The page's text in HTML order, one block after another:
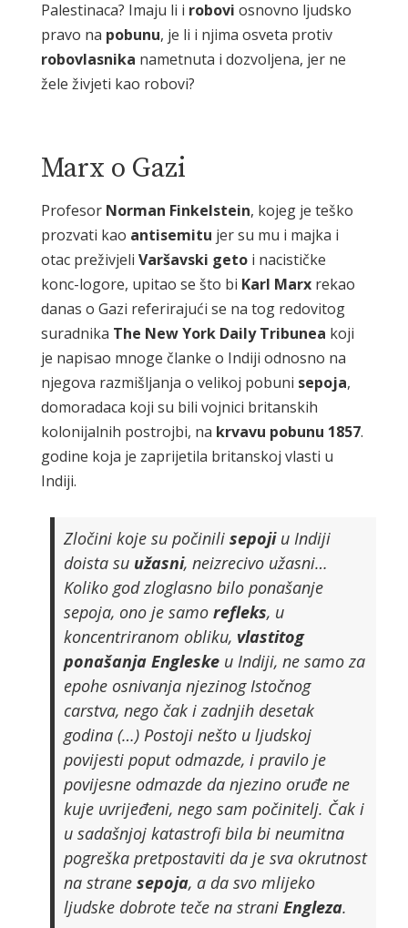
Palestinaca? Imaju li i robovi osnovno ljudsko
pravo na pobunu, je li i njima osveta protiv
robovlasnika nametnuta i dozvoljena, jer ne
žele živjeti kao robovi?
Marx o Gazi
Profesor Norman Finkelstein, kojeg je teško
prozvati kao antisemitu jer su mu i majka i
otac preživjeli Varšavski getoi nacističke
konc-logore, upitao se što bi Karl Marxrekao
danas o Gazi referirajući se na tog redovitog
suradnika The NewYork Daily Tribunea koji
je napisao mnoge članke o Indiji odnosno na
njegova razmišljanja o velikoj pobuni sepoja,
domoradaca koji su bili vojnici britanskih
kolonijalnih postrojbi, na krvavu pobunu 1857.
godine koja je zaprijetila britanskoj vlasti u
Indiji.
Zločini koje su počinili sepojiu Indiji
doista su užasni, neizrecivo užasni…
Koliko god zloglasno bilo ponašanje
sepoja, ono je samo refleks, u
koncentriranom obliku, vlastitog
ponašanja Engleskeu Indiji, ne samo za
epohe osnivanja njezinog Istočnog
carstva, nego čak i zadnjih desetak
godina (…) Postoji nešto u ljudskoj
povijesti poput odmazde, i pravilo je
povijesne odmazde da njezino oruđe ne
kuje uvrijeđeni, nego sam počinitelj. Čak i
u sadašnjoj katastrofi bila bi neumitna
pogreška pretpostaviti da je sva okrutnost
na strane sepoja, a da svo mlijeko
ljudske dobrote teče na strani Engleza.